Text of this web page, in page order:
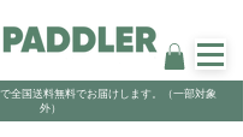
全国送料無料でお届けします。（一部対象
外）